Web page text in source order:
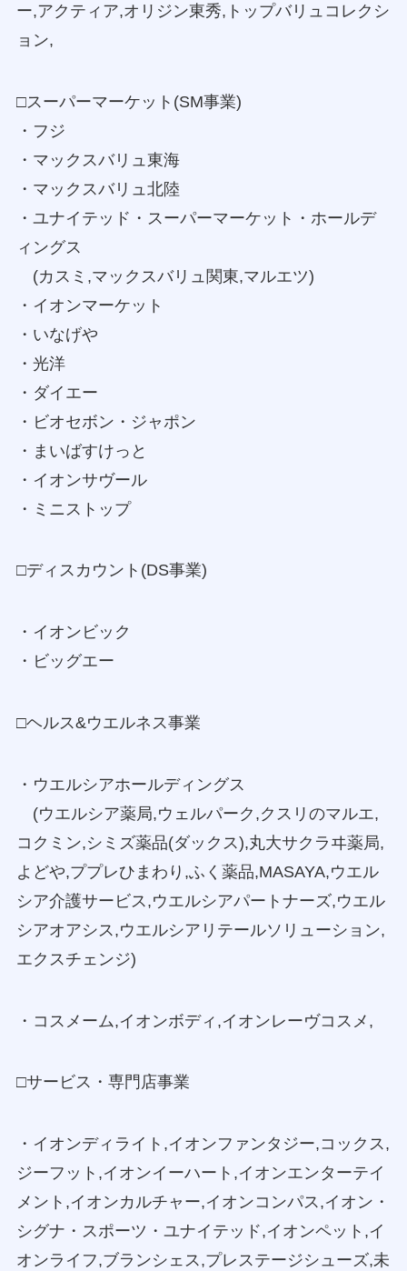
ー,アクティア,オリジン東秀,トップバリュコレクシ
ョン,
□スーパーマーケット(SM事業)
・フジ
・マックスバリュ東海
・マックスバリュ北陸
・ユナイテッド・スーパーマーケット・ホールデ
ィングス
(カスミ,マックスバリュ関東,マルエツ)
・イオンマーケット
・いなげや
・光洋
・ダイエー
・ビオセボン・ジャポン
・まいばすけっと
・イオンサヴール
・ミニストップ
□ディスカウント(DS事業)
・イオンビック
・ビッグエー
□ヘルス&ウエルネス事業
・ウエルシアホールディングス
(ウエルシア薬局,ウェルパーク,クスリのマルエ,
コクミン,シミズ薬品(ダックス),丸大サクラヰ薬局,
よどや,ププレひまわり,ふく薬品,MASAYA,ウエル
シア介護サービス,ウエルシアパートナーズ,ウエル
シアオアシス,ウエルシアリテールソリューション,
エクスチェンジ)
・コスメーム,イオンボディ,イオンレーヴコスメ,
□サービス・専門店事業
・イオンディライト,イオンファンタジー,コックス,
ジーフット,イオンイーハート,イオンエンターテイ
メント,イオンカルチャー,イオンコンパス,イオン・
シグナ・スポーツ・ユナイテッド,イオンペット,イ
オンライフ,ブランシェス,プレステージシューズ,未